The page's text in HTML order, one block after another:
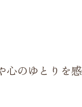
心のゆとりを感